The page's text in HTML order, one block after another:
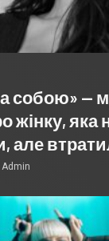
собою» —
жінку,
але
Admin